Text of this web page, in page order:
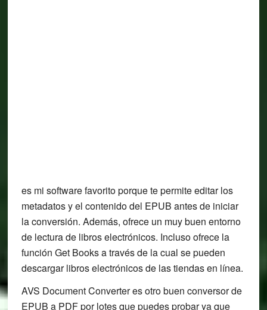
es mi software favorito porque te permite editar los
metadatos y el contenido del EPUB antes de iniciar
la conversión. Además, ofrece un muy buen entorno
de lectura de libros electrónicos. Incluso ofrece la
función Get Books a través de la cual se pueden
descargar libros electrónicos de las tiendas en línea.
AVS Document Converter es otro buen conversor de
EPUB a PDF por lotes que puedes probar ya que